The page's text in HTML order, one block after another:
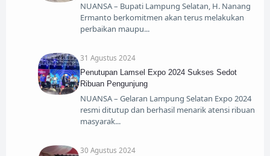
NUANSA – Bupati Lampung Selatan, H. Nanang
Ermanto berkomitmen akan terus melakukan
perbaikan maupu
31 Agustus 2024
Penutupan Lamsel Expo 2024 Sukses Sedot
Ribuan Pengunjung
NUANSA – Gelaran Lampung Selatan Expo 2024
resmi ditutup dan berhasil menarik atensi ribuan
masyarak
30 Agustus 2024